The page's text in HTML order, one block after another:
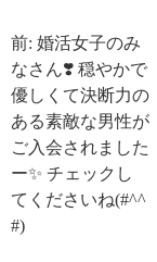
前: 婚活女子のみ
なさん❣️ 穏やかで
優しくて決断力の
ある素敵な男性が
ご入会されました
ー✨ チェックし
てくださいね(#^^
#)